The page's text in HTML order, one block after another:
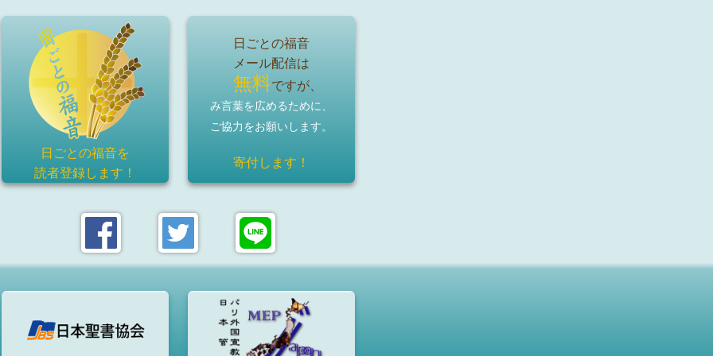
日ごとの福音を
読者登録します！
日ごとの福音
メール配信は
無料ですが、
み言葉を広めるために、
ご協力をお願いします。
寄付します！